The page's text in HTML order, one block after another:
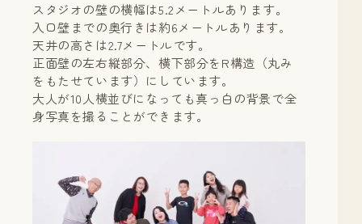
スタジオの壁の横幅は5.2メートルあります。
入口壁までの奥行きは約6メートルあります。
天井の高さは2.7メートルです。
正面壁の左右縦部分、横下部分をR構造（丸み
をもたせています）にしています。
大人が10人横並びになっても真っ白の背景で全
身写真を撮ることができます。